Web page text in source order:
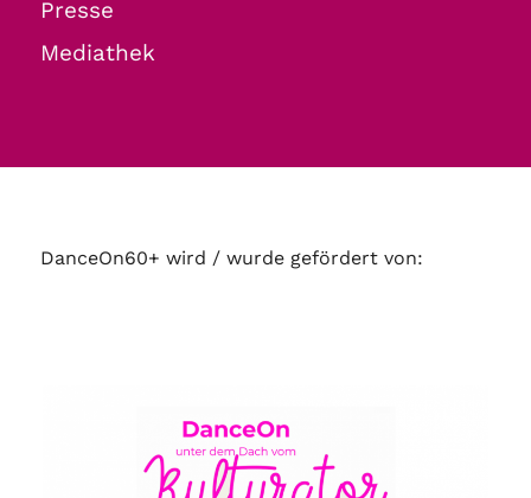
Presse
Mediathek
DanceOn60+ wird / wurde gefördert von: